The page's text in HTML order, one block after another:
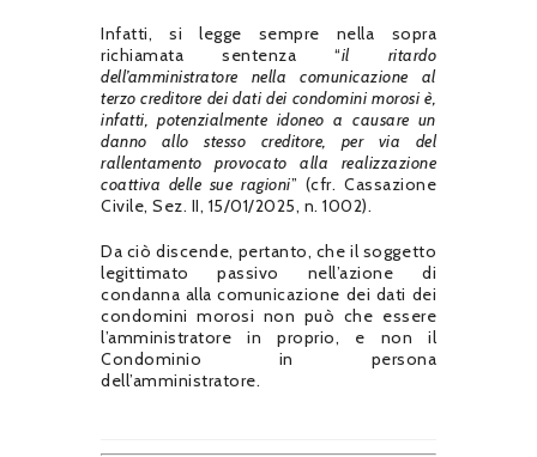
Infatti, si legge sempre nella sopra
richiamata sentenza “il ritardo
dell’amministratore nella comunicazione al
terzo creditore dei dati dei condomini morosi è,
infatti, potenzialmente idoneo a causare un
danno allo stesso creditore, per via del
rallentamento provocato alla realizzazione
coattiva delle sue ragioni” (cfr. Cassazione
Civile, Sez. II, 15/01/2025, n. 1002).
Da ciò discende, pertanto, che il soggetto
legittimato passivo nell’azione di
condanna alla comunicazione dei dati dei
condomini morosi non può che essere
l’amministratore in proprio, e non il
Condominio in persona
dell’amministratore.